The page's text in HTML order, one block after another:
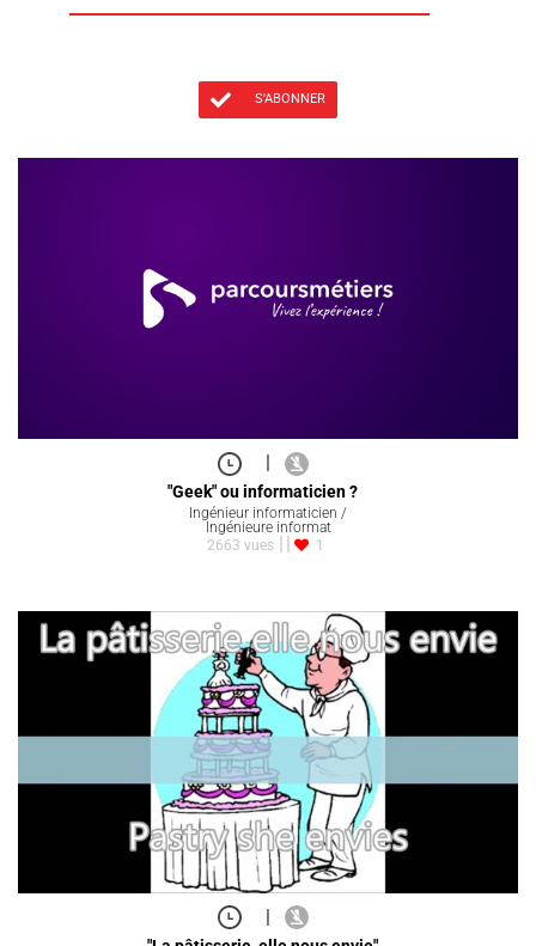
S'ABONNER
"Geek" ou informaticien ?
Ingénieur informaticien /
Ingénieure informat
2663 vues
1
|